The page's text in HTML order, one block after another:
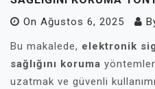
On Ağustos 6, 2025
Bu makalede, elektronik
sağlığını koruma
uzatmak ve güvenli